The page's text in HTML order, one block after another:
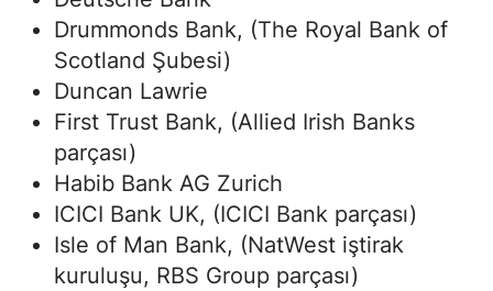
Drummonds Bank, (The Royal Bank of
Scotland Şubesi)
Duncan Lawrie
First Trust Bank, (Allied Irish Banks
parçası)
Habib Bank AG Zurich
ICICI Bank UK, (ICICI Bank parçası)
Isle of Man Bank, (NatWest iştirak
kuruluşu, RBS Group parçası)